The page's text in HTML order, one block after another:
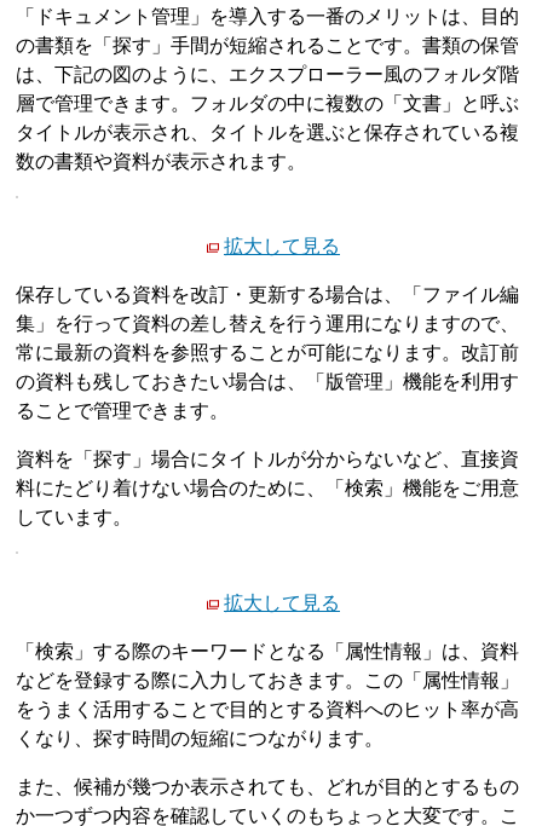
「ドキュメント管理」を導入する一番のメリットは、目的
の書類を「探す」手間が短縮されることです。書類の保管
は、下記の図のように、エクスプローラー風のフォルダ階
層で管理できます。フォルダの中に複数の「文書」と呼ぶ
タイトルが表示され、タイトルを選ぶと保存されている複
数の書類や資料が表示されます。
拡大して見る
保存している資料を改訂・更新する場合は、「ファイル編
集」を行って資料の差し替えを行う運用になりますので、
常に最新の資料を参照することが可能になります。改訂前
の資料も残しておきたい場合は、「版管理」機能を利用す
ることで管理できます。
資料を「探す」場合にタイトルが分からないなど、直接資
料にたどり着けない場合のために、「検索」機能をご用意
しています。
拡大して見る
「検索」する際のキーワードとなる「属性情報」は、資料
などを登録する際に入力しておきます。この「属性情報」
をうまく活用することで目的とする資料へのヒット率が高
くなり、探す時間の短縮につながります。
また、候補が幾つか表示されても、どれが目的とするもの
か一つずつ内容を確認していくのもちょっと大変です。こ